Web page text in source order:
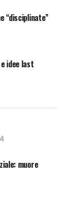
“disciplinate”
idee last
muore